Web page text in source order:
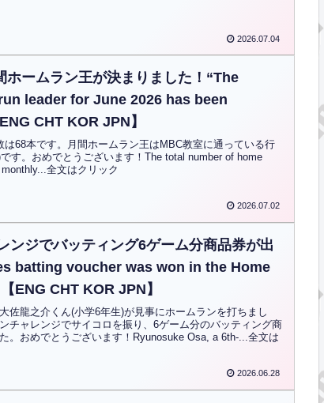
2026.07.04
ホームラン王が決まりました！“The
leader for June 2026 has been
CHT KOR JPN】
は68本です。月間ホームラン王はMBC教室に通っている行
す。おめでとうございます！The total number of home
全文はクリック
2026.07.02
ンジでバッティング6ゲーム分商品券が出
batting voucher was won in the Home
ENG CHT KOR JPN】
佐龍之介くん(小学6年生)が見事にホームランを打ちまし
チャレンジでサイコロを振り、6ゲーム分のバッティング商
。おめでとうございます！Ryunosuke Osa, a 6th-...全文は
2026.06.28